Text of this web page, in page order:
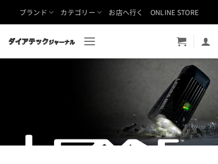
ブランド カテゴリー お店へ行く ONLINE STORE